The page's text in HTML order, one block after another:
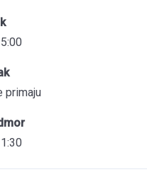
primaju